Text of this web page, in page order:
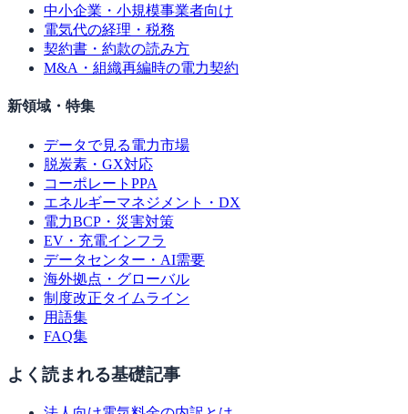
中小企業・小規模事業者向け
電気代の経理・税務
契約書・約款の読み方
M&A・組織再編時の電力契約
新領域・特集
データで見る電力市場
脱炭素・GX対応
コーポレートPPA
エネルギーマネジメント・DX
電力BCP・災害対策
EV・充電インフラ
データセンター・AI需要
海外拠点・グローバル
制度改正タイムライン
用語集
FAQ集
よく読まれる基礎記事